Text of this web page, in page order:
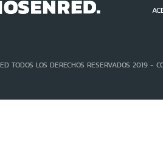
TODOS LOS DERECHOS RESERVADOS 2019 -